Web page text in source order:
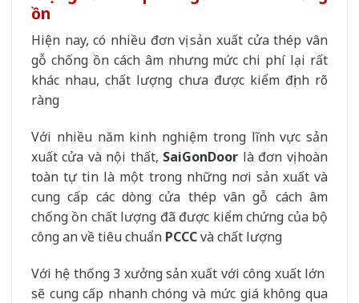
ồn
Hiện nay, có nhiều đơn vị sản xuất cửa thép vân
gỗ chống ồn cách âm nhưng mức chi phí lại rất
khác nhau, chất lượng chưa được kiểm định rõ
ràng
Với nhiều năm kinh nghiệm trong lĩnh vực sản
xuất cửa và nội thất, SaiGonDoor là đơn vị hoàn
toàn tự tin là một trong những nơi sản xuất và
cung cấp các dòng cửa thép vân gỗ cách âm
chống ồn chất lượng đã được kiểm chứng của bộ
công an về tiêu chuẩn PCCCvà chất lượng
Với hệ thống 3 xưởng sản xuất với công xuất lớn
sẽ cung cấp nhanh chóng và mức giá không qua